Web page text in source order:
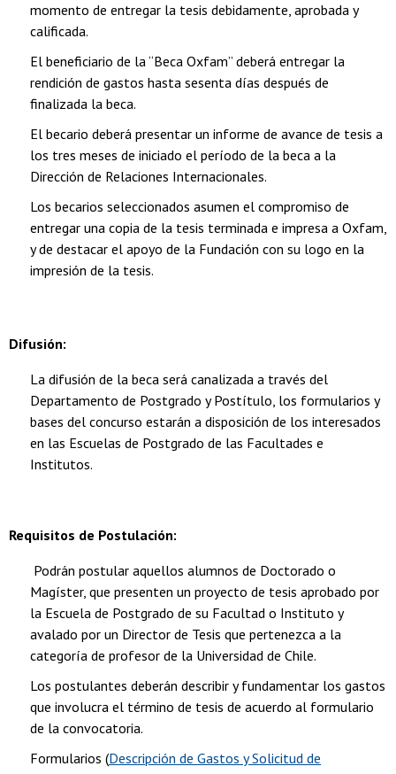
momento de entregar la tesis debidamente, aprobada y
calificada.
El beneficiario de la “Beca Oxfam” deberá entregar la
rendición de gastos hasta sesenta días después de
finalizada la beca.
El becario deberá presentar un informe de avance de tesis a
los tres meses de iniciado el período de la beca a la
Dirección de Relaciones Internacionales.
Los becarios seleccionados asumen el compromiso de
entregar una copia de la tesis terminada e impresa a Oxfam,
y de destacar el apoyo de la Fundación con su logo en la
impresión de la tesis.
Difusión:
La difusión de la beca será canalizada a través del
Departamento de Postgrado y Postítulo, los formularios y
bases del concurso estarán a disposición de los interesados
en las Escuelas de Postgrado de las Facultades e
Institutos.
Requisitos de Postulación:
Podrán postular aquellos alumnos de Doctorado o
Magíster, que presenten un proyecto de tesis aprobado por
la Escuela de Postgrado de su Facultad o Instituto y
avalado por un Director de Tesis que pertenezca a la
categoría de profesor de la Universidad de Chile.
Los postulantes deberán describir y fundamentar los gastos
que involucra el término de tesis de acuerdo al formulario
de la convocatoria.
Formularios (Descripción de Gastos y Solicitud de